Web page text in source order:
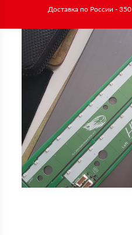
Доставка по России - 350